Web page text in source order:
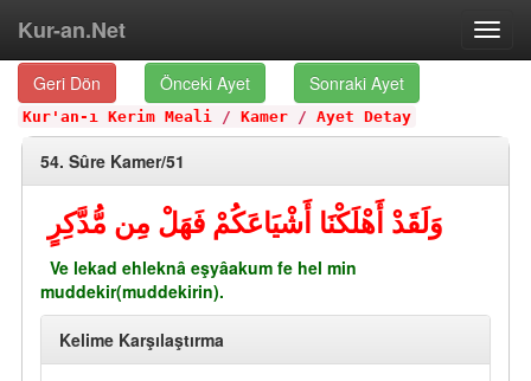
Kur-an.Net
Geri Dön Önceki Ayet Sonraki Ayet
Kur'an-ı Kerim Meali / Kamer / Ayet Detay
54. Sûre Kamer/51
وَلَقَدْ أَهْلَكْنَا أَشْيَاعَكُمْ فَهَلْ مِن مُّدَّكِرٍ
Ve lekad ehleknâ eşyâakum fe hel min
muddekir(muddekirin).
Kelime Karşılaştırma